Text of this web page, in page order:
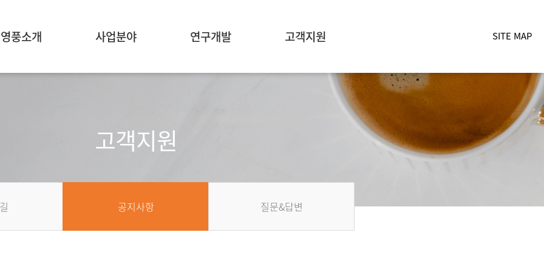
영풍소개 사업분야 연구개발 고객지원 SITE MAP
고객지원
공지사항 질문&답변